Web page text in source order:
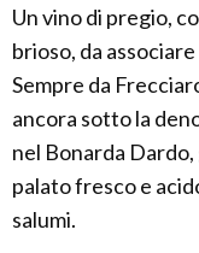
Un vino di pregio,
brioso, da
Sempre da
ancora sotto la
nel Bonarda
palato fresco e
salumi.